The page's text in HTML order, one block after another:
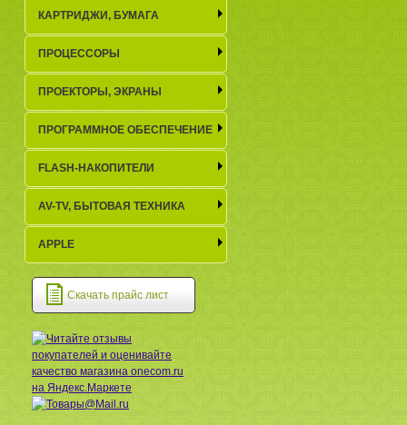
КАРТРИДЖИ, БУМАГА
ПРОЦЕССОРЫ
ПРОЕКТОРЫ, ЭКРАНЫ
ПРОГРАММНОЕ ОБЕСПЕЧЕНИЕ
FLASH-НАКОПИТЕЛИ
AV-TV, БЫТОВАЯ ТЕХНИКА
APPLE
Скачать прайс лист